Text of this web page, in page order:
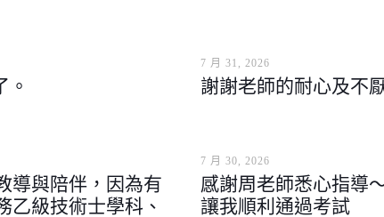
。
7 月 31, 2026
謝謝老師的耐心及不
導與陪伴，因為有
乙級技術士學科、
7 月 30, 2026
感謝周老師悉心指導
讓我順利通過考試